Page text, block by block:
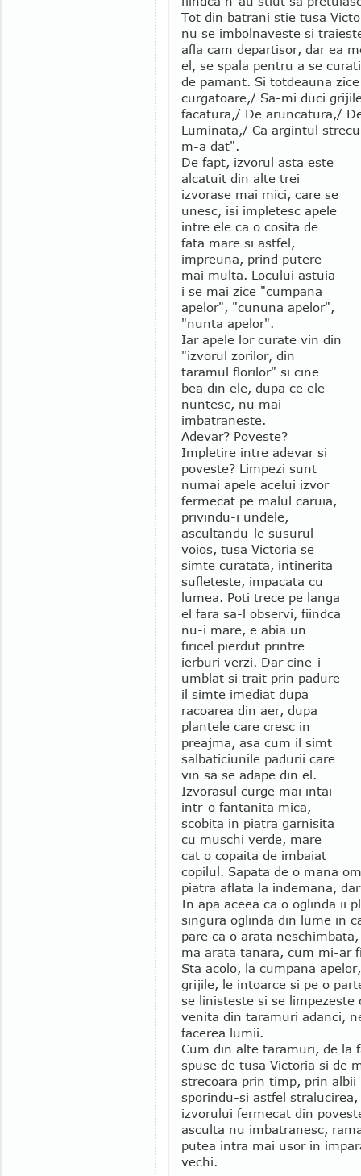
Tot din batrani stie tusa
nu se imbolnaveste si
afla cam departisor, dar ea
el, se spala pentru a se
de pamant. Si totdeauna
curgatoare,/ Sa-mi duci
facatura,/ De aruncatura,/
Luminata,/ Ca argintul
m-a dat".
De fapt, izvorul asta este
alcatuit din alte trei
izvorase mai mici, care se
unesc, isi impletesc apele
intre ele ca o cosita de
fata mare si astfel,
impreuna, prind putere
mai multa. Locului astuia
i se mai zice "cumpana
apelor", "cununa apelor",
"nunta apelor".
Iar apele lor curate vin din
"izvorul zorilor, din
taramul florilor" si cine
bea din ele, dupa ce ele
nuntesc, nu mai
imbatraneste.
Adevar? Poveste?
Impletire intre adevar si
poveste? Limpezi sunt
numai apele acelui izvor
fermecat pe malul caruia,
privindu-i undele,
ascultandu-le susurul
voios, tusa Victoria se
simte curatata, intinerita
sufleteste, impacata cu
lumea. Poti trece pe langa
el fara sa-l observi, fiindca
nu-i mare, e abia un
firicel pierdut printre
ierburi verzi. Dar cine-i
umblat si trait prin padure
il simte imediat dupa
racoarea din aer, dupa
plantele care cresc in
preajma, asa cum il simt
salbaticiunile padurii care
vin sa se adape din el.
Izvorasul curge mai intai
intr-o fantanita mica,
scobita in piatra garnisita
cu muschi verde, mare
cat o copaita de imbaiat
copilul. Sapata de o mana
piatra aflata la indemana,
In apa aceea ca o oglinda ii
singura oglinda din lume in
pare ca o arata
ma arata tanara, cum mi-ar
Sta acolo, la cumpana
grijile, le intoarce si pe o
se linisteste si se limpezeste
venita din taramuri adanci,
facerea lumii.
Cum din alte taramuri, de la
spuse de tusa Victoria si de
strecoara prin timp, prin
sporindu-si astfel
izvorului fermecat din
asculta nu imbatranesc,
putea intra mai usor in
vechi.